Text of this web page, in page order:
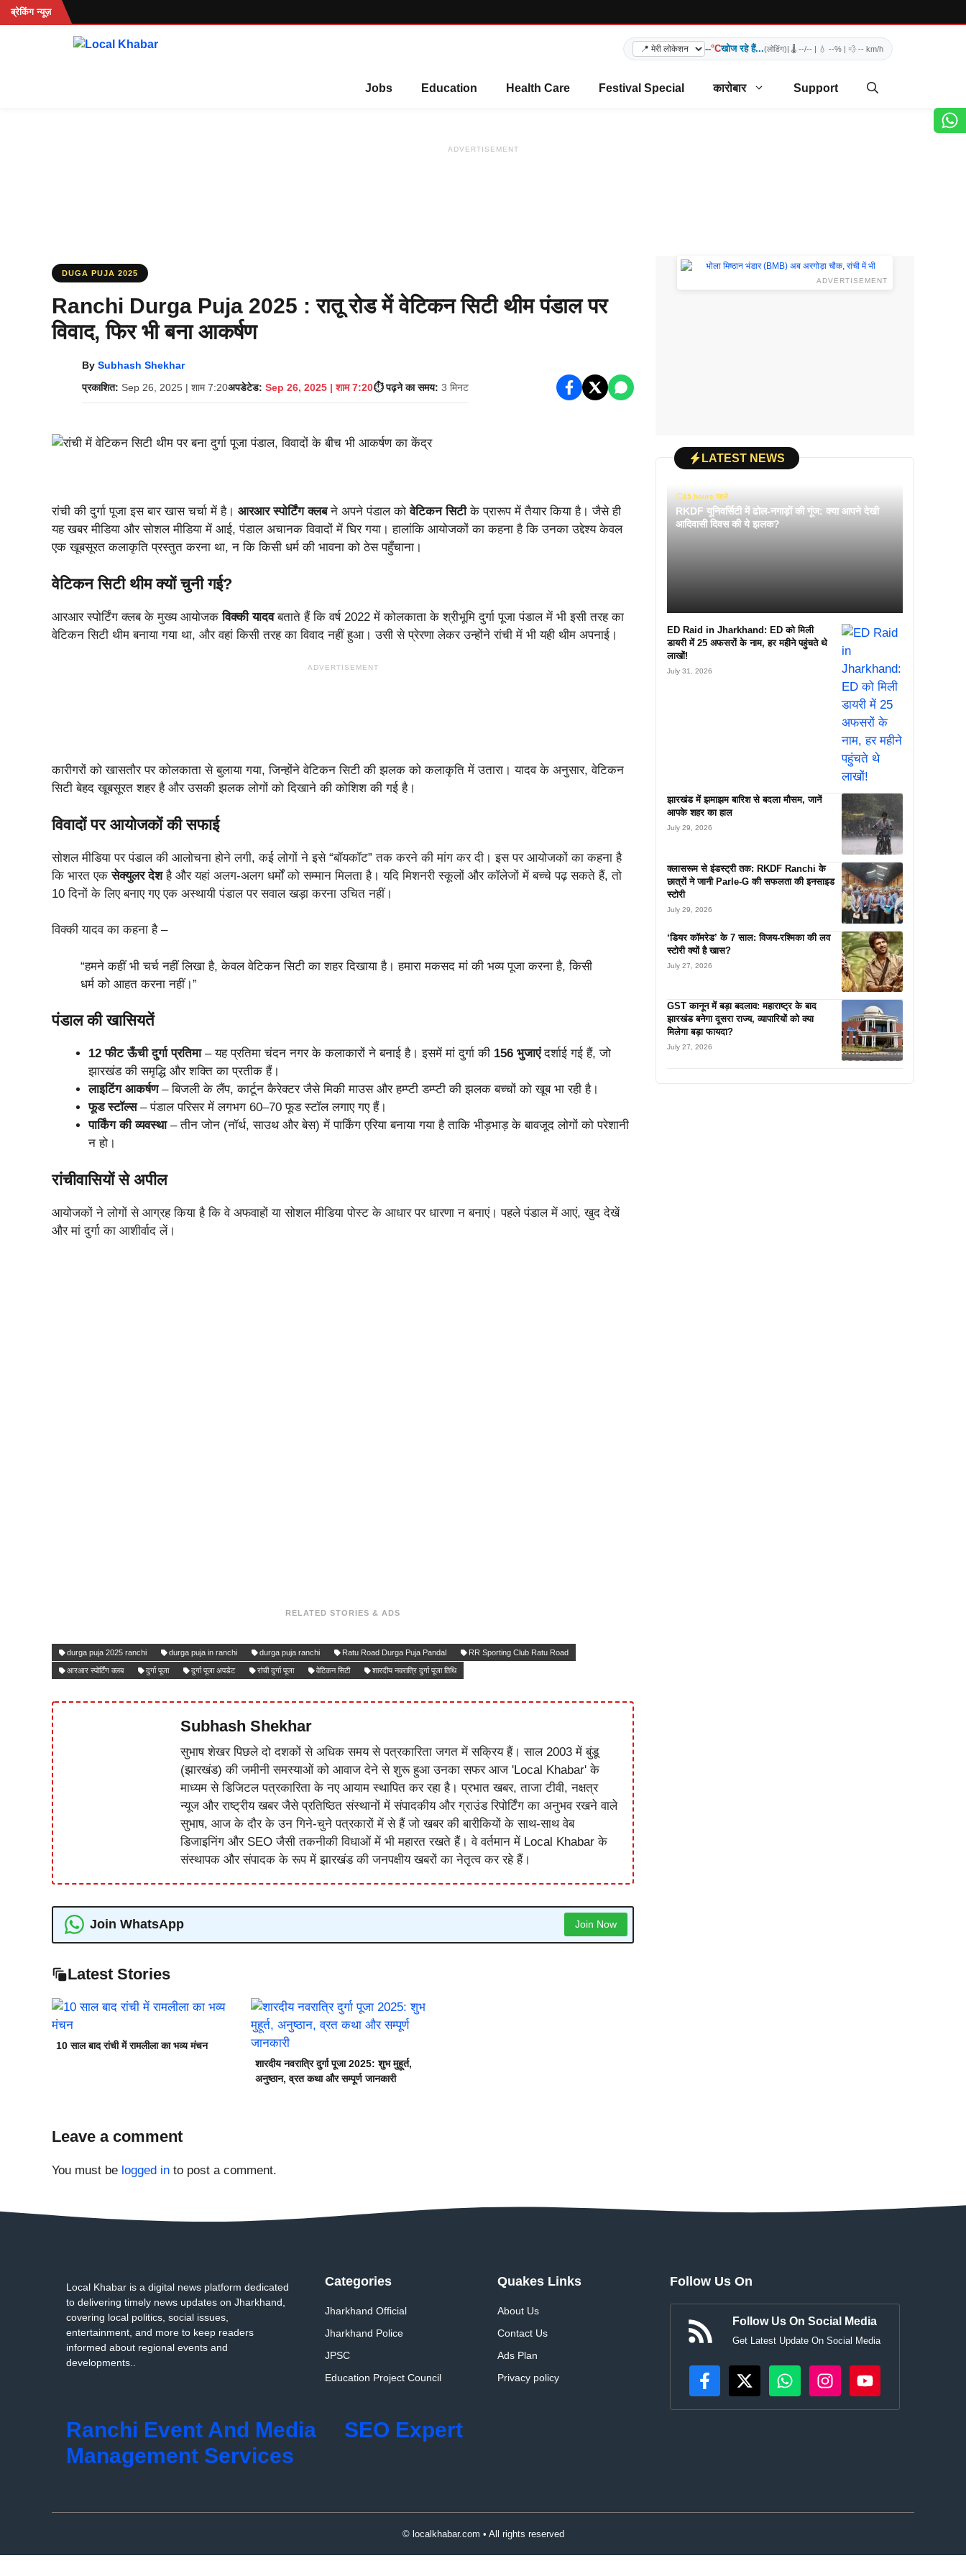
Skip
to
ब्रेकिंग न्यूज़
--°Cखोज रहे हैं...(लोडिंग)| 🌡️ --/-- | 💧 --% | 💨 -- km/h
Jobs Education Health Care Festival Special कारोबार Support
ADVERTISEMENT
DUGA PUJA 2025
Ranchi Durga Puja 2025 : रातू रोड में वेटिकन सिटी थीम पंडाल पर
विवाद, फिर भी बना आकर्षण
By Subhash Shekhar
प्रकाशित: Sep 26, 2025 | शाम 7:20अपडेटेड: Sep 26, 2025 | शाम 7:20⏱️ पढ़ने का समय: 3 मिनट
रांची की दुर्गा पूजा इस बार खास चर्चा में है। आरआर स्पोर्टिंग क्लबने अपने पंडाल कोवेटिकन सिटीके प्रारूप में तैयार किया है। जैसे ही
यह खबर मीडिया और सोशल मीडिया में आई, पंडाल अचानक विवादों में घिर गया। हालांकि आयोजकों का कहना है कि उनका उद्देश्य केवल
एक खूबसूरत कलाकृति प्रस्तुत करना था, न कि किसी धर्म की भावना को ठेस पहुँचाना।
वेटिकन सिटी थीम क्यों चुनी गई?
आरआर स्पोर्टिंग क्लब के मुख्य आयोजकविक्की यादवबताते हैं कि वर्ष 2022 में कोलकाता के श्रीभूमि दुर्गा पूजा पंडाल में भी इसी तरह का
वेटिकन सिटी थीम बनाया गया था, और वहां किसी तरह का विवाद नहीं हुआ। उसी से प्रेरणा लेकर उन्होंने रांची में भी यही थीम अपनाई।
ADVERTISEMENT
कारीगरों को खासतौर पर कोलकाता से बुलाया गया, जिन्होंने वेटिकन सिटी की झलक को कलाकृति में उतारा। यादव के अनुसार, वेटिकन
सिटी बेहद खूबसूरत शहर है और उसकी झलक लोगों को दिखाने की कोशिश की गई है।
विवादों पर आयोजकों की सफाई
सोशल मीडिया पर पंडाल की आलोचना होने लगी, कई लोगों ने इसे “बॉयकॉट” तक करने की मांग कर दी। इस पर आयोजकों का कहना है
कि भारत एकसेक्युलर देशहै और यहां अलग-अलग धर्मों को सम्मान मिलता है। यदि मिशनरी स्कूलों और कॉलेजों में बच्चे पढ़ सकते हैं, तो
10 दिनों के लिए बनाए गए एक अस्थायी पंडाल पर सवाल खड़ा करना उचित नहीं।
विक्की यादव का कहना है –
“हमने कहीं भी चर्च नहीं लिखा है, केवल वेटिकन सिटी का शहर दिखाया है। हमारा मकसद मां की भव्य पूजा करना है, किसी
धर्म को आहत करना नहीं।”
पंडाल की खासियतें
12 फीट ऊँची दुर्गा प्रतिमा– यह प्रतिमा चंदन नगर के कलाकारों ने बनाई है। इसमें मां दुर्गा की 156 भुजाएंदर्शाई गई हैं, जो
झारखंड की समृद्धि और शक्ति का प्रतीक हैं।
लाइटिंग आकर्षण– बिजली के लैंप, कार्टून कैरेक्टर जैसे मिकी माउस और हम्प्टी डम्प्टी की झलक बच्चों को खूब भा रही है।
फूड स्टॉल्स– पंडाल परिसर में लगभग 60–70 फूड स्टॉल लगाए गए हैं।
पार्किंग की व्यवस्था– तीन जोन (नॉर्थ, साउथ और बेस) में पार्किंग एरिया बनाया गया है ताकि भीड़भाड़ के बावजूद लोगों को परेशानी
न हो।
रांचीवासियों से अपील
आयोजकों ने लोगों से आग्रह किया है कि वे अफवाहों या सोशल मीडिया पोस्ट के आधार पर धारणा न बनाएं। पहले पंडाल में आएं, खुद देखें
और मां दुर्गा का आशीर्वाद लें।
RELATED STORIES & ADS
durga puja 2025 ranchi durga puja in ranchi durga puja ranchi Ratu Road Durga Puja Pandal RR Sporting Club Ratu Road
आरआर स्पोर्टिंग क्लब दुर्गा पूजा दुर्गा पूजा अपडेट रांची दुर्गा पूजा वेटिकन सिटी शारदीय नवरात्रि दुर्गा पूजा तिथि
Subhash Shekhar
सुभाष शेखर पिछले दो दशकों से अधिक समय से पत्रकारिता जगत में सक्रिय हैं। साल 2003 में बुंडू
(झारखंड) की जमीनी समस्याओं को आवाज देने से शुरू हुआ उनका सफर आज 'Local Khabar' के
माध्यम से डिजिटल पत्रकारिता के नए आयाम स्थापित कर रहा है। प्रभात खबर, ताजा टीवी, नक्षत्र
न्यूज और राष्ट्रीय खबर जैसे प्रतिष्ठित संस्थानों में संपादकीय और ग्राउंड रिपोर्टिंग का अनुभव रखने वाले
सुभाष, आज के दौर के उन गिने-चुने पत्रकारों में से हैं जो खबर की बारीकियों के साथ-साथ वेब
डिजाइनिंग और SEO जैसी तकनीकी विधाओं में भी महारत रखते हैं। वे वर्तमान में Local Khabar के
संस्थापक और संपादक के रूप में झारखंड की जनपक्षीय खबरों का नेतृत्व कर रहे हैं।
Join WhatsApp Join Now
Latest Stories
10 साल बाद रांची में रामलीला का भव्य मंचन
शारदीय नवरात्रि दुर्गा पूजा 2025: शुभ मुहूर्त,
अनुष्ठान, व्रत कथा और सम्पूर्ण जानकारी
Leave a comment
You must be logged in to post a comment.
ADVERTISEMENT
LATEST NEWS
15 hours पहले
RKDF यूनिवर्सिटी में ढोल-नगाड़ों की गूंज: क्या आपने देखी
आदिवासी दिवस की ये झलक?
ED Raid in Jharkhand: ED को मिली
डायरी में 25 अफसरों के नाम, हर महीने पहुंचते थे
लाखों!
July 31, 2026
झारखंड में झमाझम बारिश से बदला मौसम, जानें
आपके शहर का हाल
July 29, 2026
क्लासरूम से इंडस्ट्री तक: RKDF Ranchi के
छात्रों ने जानी Parle-G की सफलता की इनसाइड
स्टोरी
July 29, 2026
‘डियर कॉमरेड’ के 7 साल: विजय-रश्मिका की लव
स्टोरी क्यों है खास?
July 27, 2026
GST कानून में बड़ा बदलाव: महाराष्ट्र के बाद
झारखंड बनेगा दूसरा राज्य, व्यापारियों को क्या
मिलेगा बड़ा फायदा?
July 27, 2026
Local Khabar is a digital news platform dedicated
to delivering timely news updates on Jharkhand,
covering local politics, social issues,
entertainment, and more to keep readers
informed about regional events and
developments..
Categories
Jharkhand Official
Jharkhand Police
JPSC
Education Project Council
Quakes Links
About Us
Contact Us
Ads Plan
Privacy policy
Follow Us On
Follow Us On Social Media
Get Latest Update On Social Media
Ranchi Event And Media
Management Services
SEO Expert
© localkhabar.com • All rights reserved